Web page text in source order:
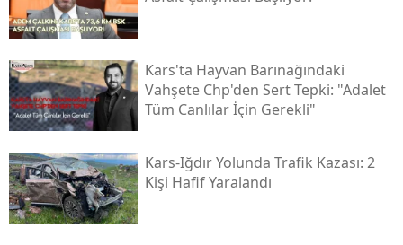
Kars'ta Hayvan Barınağındaki
Vahşete Chp'den Sert Tepki: "adalet
Tüm Canlılar İçin Gerekli"
Kars-Iğdır Yolunda Trafik Kazası: 2
Kişi Hafif Yaralandı